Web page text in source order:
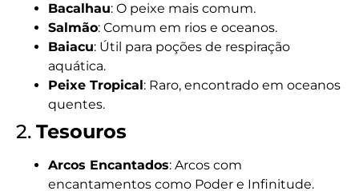
Bacalhau: O peixe mais comum.
Salmão: Comum em rios e oceanos.
Baiacu: Útil para poções de respiração
aquática.
Peixe Tropical: Raro, encontrado em oceanos
quentes.
2. Tesouros
Arcos Encantados: Arcos com
encantamentos como Poder e Infinitude.